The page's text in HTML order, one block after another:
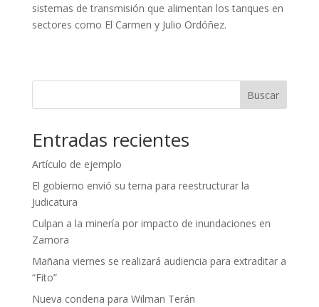
sistemas de transmisión que alimentan los tanques en
sectores como El Carmen y Julio Ordóñez.
Buscar
Entradas recientes
Artículo de ejemplo
El gobierno envió su terna para reestructurar la
Judicatura
Culpan a la minería por impacto de inundaciones en
Zamora
Mañana viernes se realizará audiencia para extraditar a
“Fito”
Nueva condena para Wilman Terán